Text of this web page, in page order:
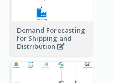
Demand Forecasting
for Shipping and
Distribution